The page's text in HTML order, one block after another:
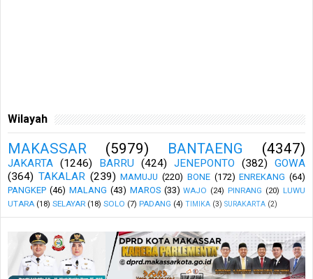
Wilayah
MAKASSAR (5979) BANTAENG (4347)
JAKARTA (1246) BARRU (424) JENEPONTO (382)
GOWA
(364) TAKALAR (239) MAMUJU (220) BONE (172) ENREKANG (64)
PANGKEP (46) MALANG (43) MAROS (33) WAJO (24) PINRANG (20) LUWU
UTARA (18) SELAYAR (18) SOLO (7) PADANG (4) TIMIKA (3) SURAKARTA (2)